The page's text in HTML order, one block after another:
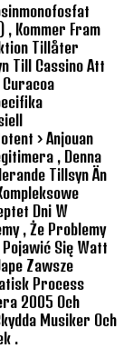
, Kommer Fram
Tillåter
Till Cassino Att
> Anjouan
, Denna
Tillsyn Än
Dni W
, Że Problemy
Pojawić Się Watt
Zawsze
Process
2005 Och
Musiker Och
.